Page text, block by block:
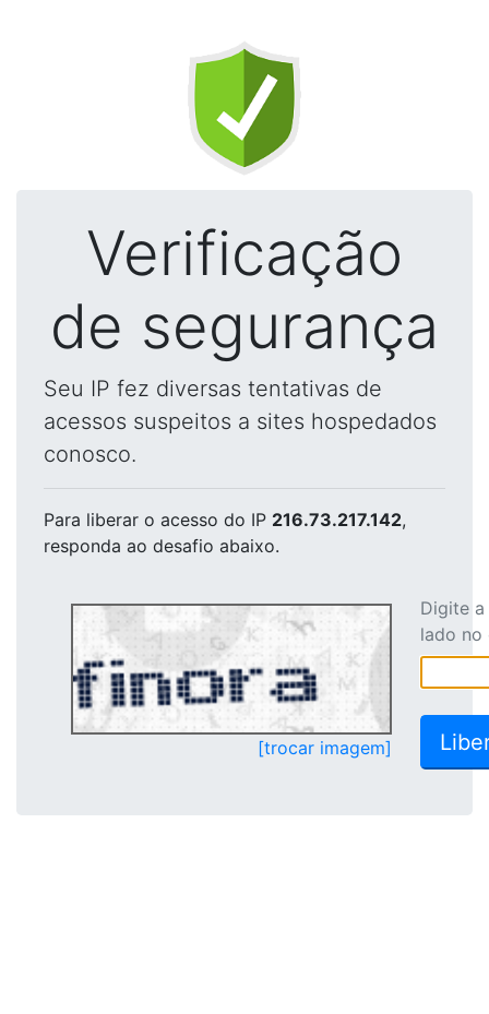
Verificação
de segurança
Seu IP fez diversas tentativas de
acessos suspeitos a sites hospedados
conosco.
Para liberar o acesso do IP 216.73.217.142,
responda ao desafio abaixo.
[trocar imagem]
Digite
lado no